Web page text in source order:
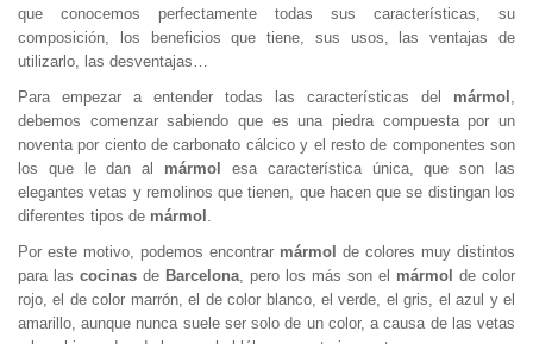
que conocemos perfectamente todas sus características, su
composición, los beneficios que tiene, sus usos, las ventajas de
utilizarlo, las desventajas…
Para empezar a entender todas las características del mármol ,
debemos comenzar sabiendo que es una piedra compuesta por un
noventa por ciento de carbonato cálcico y el resto de componentes son
los que le dan al mármol esa característica única, que son las
elegantes vetas y remolinos que tienen, que hacen que se distingan los
diferentes tipos de mármol .
Por este motivo, podemos encontrar mármol de colores muy distintos
para las cocinas de Barcelona, pero los más son el mármol de color
rojo, el de color marrón, el de color blanco, el verde, el gris, el azul y el
amarillo, aunque nunca suele ser solo de un color, a causa de las vetas